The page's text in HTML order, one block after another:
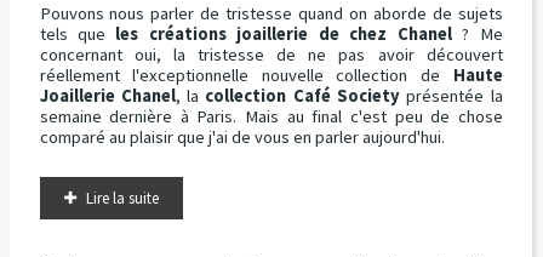
Pouvons nous parler de tristesse quand on aborde de sujets
tels que les créations joaillerie de chez Chanel? Me
concernant oui, la tristesse de ne pas avoir découvert
réellement l'exceptionnelle nouvelle collection de Haute
Joaillerie Chanel, la collection Café Societyprésentée la
semaine dernière à Paris. Mais au final c'est peu de chose
comparé au plaisir que j'ai de vous en parler aujourd'hui.
Lire la suite